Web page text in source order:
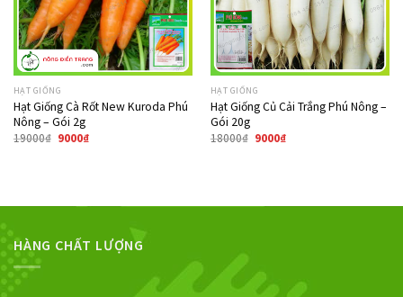
HẠT GIỐNG
Hạt Giống Cà Rốt New Kuroda Phú
Nông – Gói 2g
19000₫ 9000₫
HẠT GIỐNG
Hạt Giống Củ Cải Trắng Phú Nông –
Gói 20g
18000₫ 9000₫
HÀNG CHẤT LƯỢNG